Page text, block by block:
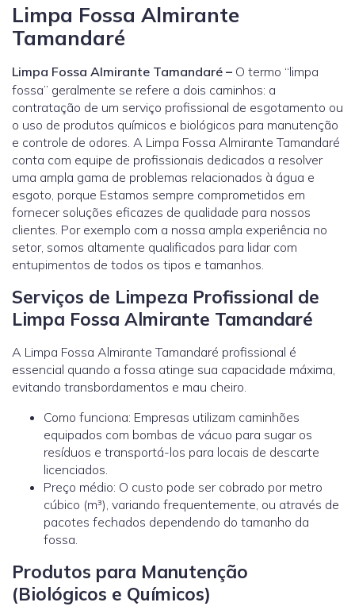
Limpa Fossa Almirante
Tamandaré
Limpa Fossa Almirante Tamandaré – O termo “limpa
fossa” geralmente se refere a dois caminhos: a
contratação de um serviço profissional de esgotamento ou
o uso de produtos químicos e biológicos para manutenção
e controle de odores. A Limpa Fossa Almirante Tamandaré
conta com equipe de profissionais dedicados a resolver
uma ampla gama de problemas relacionados à água e
esgoto, porque Estamos sempre comprometidos em
fornecer soluções eficazes de qualidade para nossos
clientes. Por exemplo com a nossa ampla experiência no
setor, somos altamente qualificados para lidar com
entupimentos de todos os tipos e tamanhos.
Serviços de Limpeza Profissional de
Limpa Fossa Almirante Tamandaré
A Limpa Fossa Almirante Tamandaré profissional é
essencial quando a fossa atinge sua capacidade máxima,
evitando transbordamentos e mau cheiro.
Como funciona: Empresas utilizam caminhões
equipados com bombas de vácuo para sugar os
resíduos e transportá-los para locais de descarte
licenciados.
Preço médio: O custo pode ser cobrado por metro
cúbico (m³), variando frequentemente, ou através de
pacotes fechados dependendo do tamanho da
fossa.
Produtos para Manutenção
(Biológicos e Químicos)